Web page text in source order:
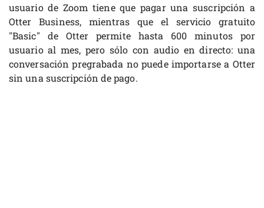
usuario de Zoom tiene que pagar una suscripción a
Otter Business, mientras que el servicio gratuito
"Basic" de Otter permite hasta 600 minutos por
usuario al mes, pero sólo con audio en directo: una
conversación pregrabada no puede importarse a Otter
sin una suscripción de pago.